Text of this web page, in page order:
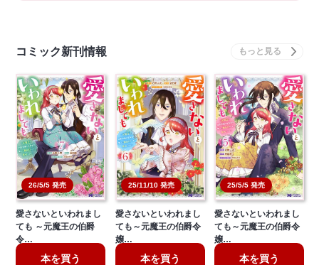
コミック新刊情報
26/5/5 発売
愛さないといわれまし
ても ～元魔王の伯爵
令…
本を買う
25/11/10 発売
愛さないといわれまし
ても～元魔王の伯爵令
嬢…
本を買う
25/5/5 発売
愛さないといわれまし
ても～元魔王の伯爵令
嬢…
本を買う